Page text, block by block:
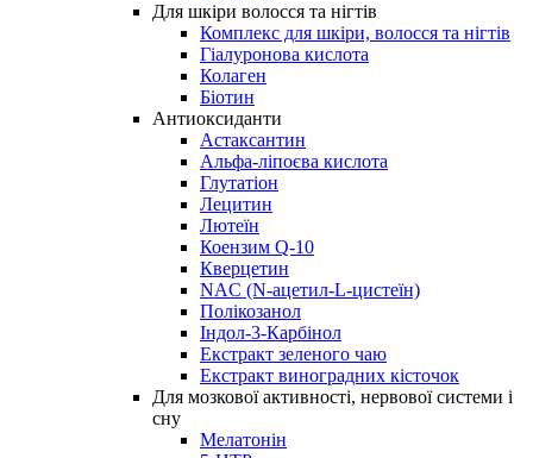
Для шкіри волосся та нігтів
Комплекс для шкіри, волосся та нігтів
Гіалуронова кислота
Колаген
Біотин
Антиоксиданти
Астаксантин
Альфа-ліпоєва кислота
Глутатіон
Лецитин
Лютеїн
Коензим Q-10
Кверцетин
NAC (N-ацетил-L-цистеїн)
Полікозанол
Індол-3-Карбінол
Екстракт зеленого чаю
Екстракт виноградних кісточок
Для мозкової активності, нервової системи і
сну
Мелатонін